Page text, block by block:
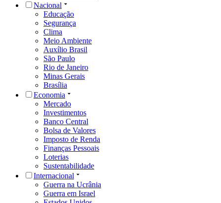
Nacional
Educação
Segurança
Clima
Meio Ambiente
Auxílio Brasil
São Paulo
Rio de Janeiro
Minas Gerais
Brasília
Economia
Mercado
Investimentos
Banco Central
Bolsa de Valores
Imposto de Renda
Finanças Pessoais
Loterias
Sustentabilidade
Internacional
Guerra na Ucrânia
Guerra em Israel